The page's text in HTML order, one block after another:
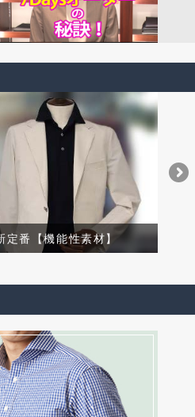
定番【機能性素材】